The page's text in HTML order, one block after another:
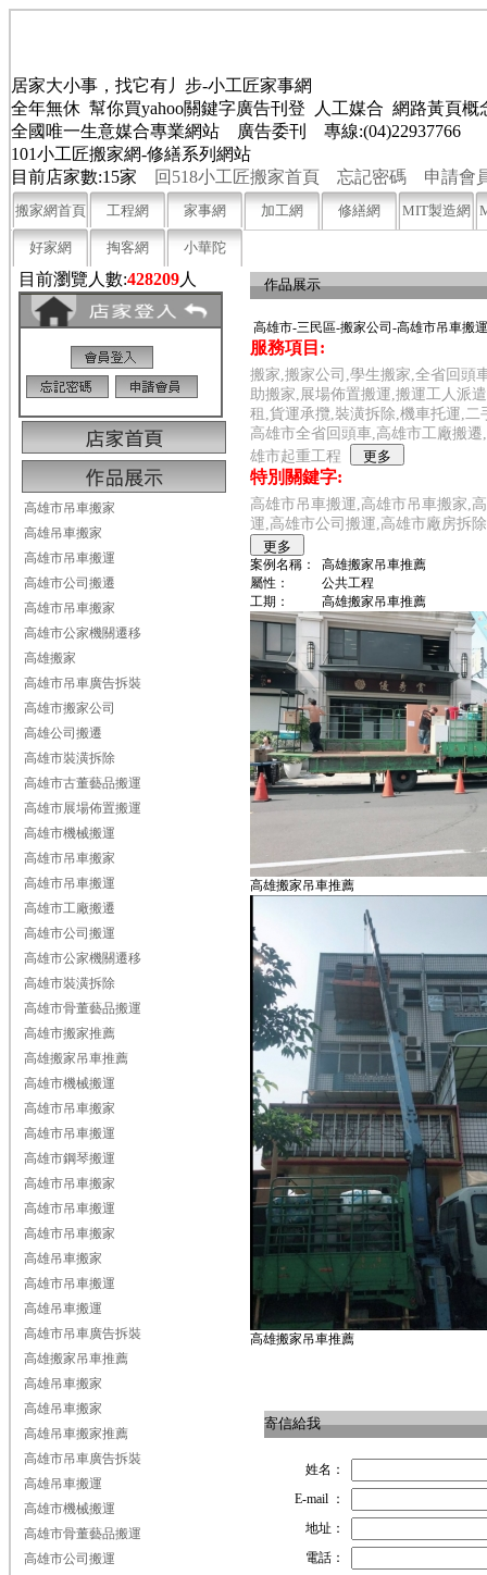
居家大小事，找它有丿步-小工匠家事網
全年無休 幫你買yahoo關鍵字廣告刊登 人工媒合 網路黃頁概
全國唯一生意媒合專業網站 廣告委刊 專線:(04)22937766
101小工匠搬家網-修繕系列網站
目前店家數:15家
回518小工匠搬家首頁 忘記密碼 申請會
搬家網首頁 工程網 家事網 加工網 修繕網 MIT製造網
好家網 掏客網 小華陀
目前瀏覽人數:428209人
高雄市吊車搬家
高雄吊車搬家
高雄市吊車搬運
高雄市公司搬遷
高雄市吊車搬家
高雄市公家機關遷移
高雄搬家
高雄市吊車廣告拆裝
高雄市搬家公司
高雄公司搬遷
高雄市裝潢拆除
高雄市古董藝品搬運
高雄市展場佈置搬運
高雄市機械搬運
高雄市吊車搬家
高雄市吊車搬運
高雄市工廠搬遷
高雄市公司搬運
高雄市公家機關遷移
高雄市裝潢拆除
高雄市骨董藝品搬運
高雄市搬家推薦
高雄搬家吊車推薦
高雄市機械搬運
高雄市吊車搬家
高雄市吊車搬運
高雄市鋼琴搬運
高雄市吊車搬家
高雄市吊車搬運
高雄市吊車搬家
高雄吊車搬家
高雄市吊車搬運
高雄吊車搬運
高雄市吊車廣告拆裝
高雄搬家吊車推薦
高雄吊車搬家
高雄吊車搬家
高雄吊車搬家推薦
高雄市吊車廣告拆裝
高雄吊車搬運
高雄市機械搬運
高雄市骨董藝品搬運
高雄市公司搬運
作品展示
高雄市-三民區-搬家公司-高雄市吊車搬
服務項目:
搬家,搬家公司,學生搬家,全省回頭
助搬家,展場佈置搬運,搬運工人派
租,貨運承攬,裝潢拆除,機車托運,
高雄市全省回頭車,高雄市工廠搬
雄市起重工程
特別關鍵字:
高雄市吊車搬運,高雄市吊車搬家,
運,高雄市公司搬運,高雄市廠房拆
案例名稱：
高雄搬家吊車推薦
屬性：
公共工程
工期：
高雄搬家吊車推薦
高雄搬家吊車推薦
高雄搬家吊車推薦
寄信給我
姓名：
E-mail ：
地址：
電話：